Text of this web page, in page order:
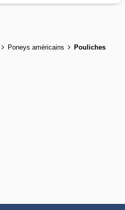
Poneys américains Pouliches